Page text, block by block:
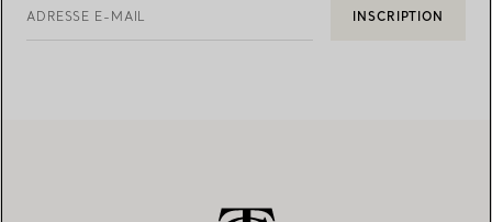
ADRESSE E-MAIL INSCRIPTION